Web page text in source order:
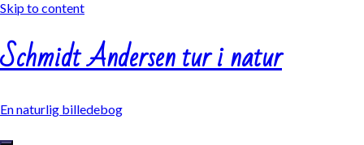
Skip to content
Schmidt Andersen tur i natur
En naturlig billedebog